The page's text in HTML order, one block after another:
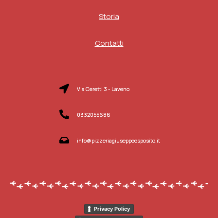
Storia
Contatti
Via Ceretti 3 - Laveno
0332055686
info@pizzeriagiuseppeesposito.it
Privacy Policy